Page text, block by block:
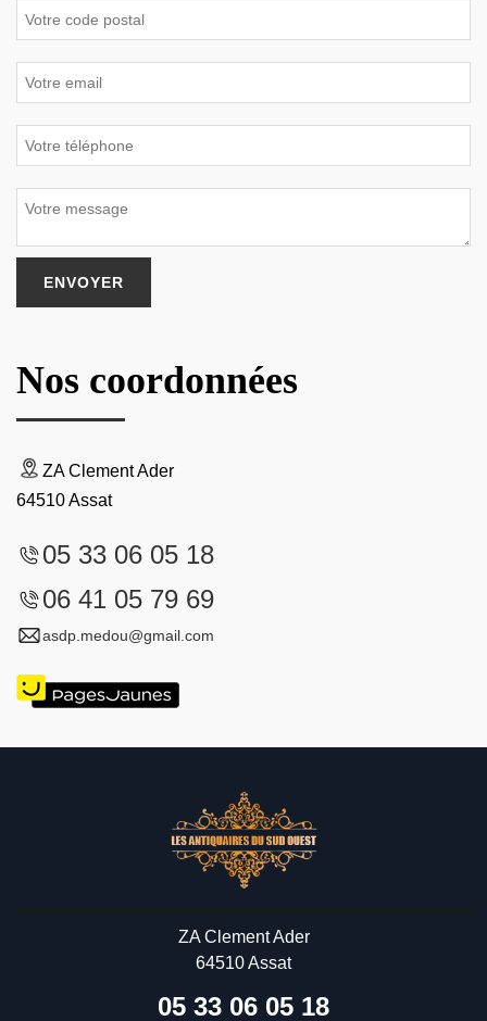
Nos coordonnées
ZA Clement Ader
64510 Assat
05 33 06 05 18
06 41 05 79 69
asdp.medou@gmail.com
ZA Clement Ader
64510 Assat
05 33 06 05 18